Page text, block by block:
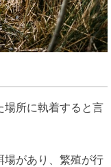
場所に執着すると言
場があり、繁殖が行